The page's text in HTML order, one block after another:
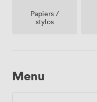
Papiers /
stylos
Menu